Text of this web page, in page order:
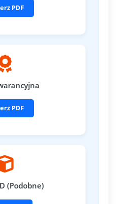
PDF
PDF
(Podobne)